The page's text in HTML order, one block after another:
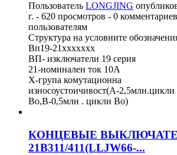
Пользователь LONGJING
г. - 620 просмотров - 0
пользователям
Структура на условните
Вп19-21ххххххх
ВП- изключатели 19 серия
21-номинален ток 10А
Х-група комутационна
износоустоичивост(А-
Во,В-0,5млн . цикли Во)
КОНЦЕВЫЕ
21В311/411(LLJW66-...